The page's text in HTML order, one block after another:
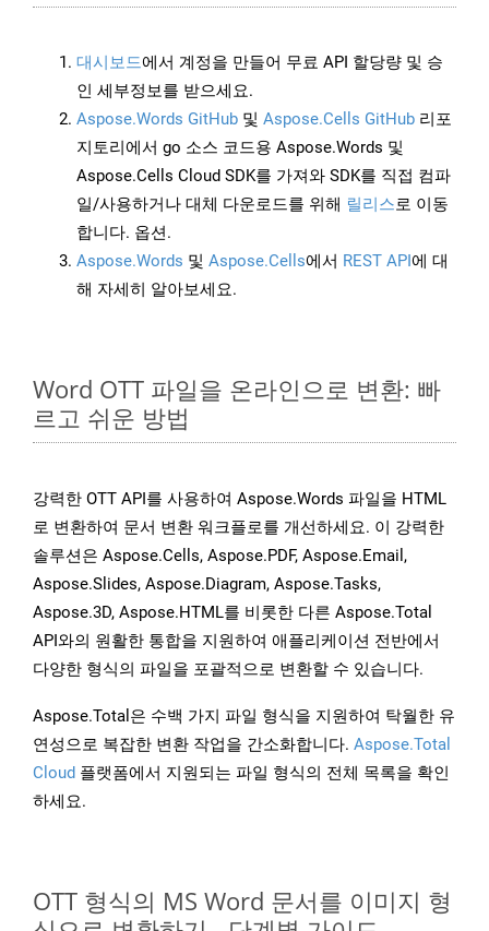
대시보드에서 계정을 만들어 무료 API 할당량 및 승
인 세부정보를 받으세요.
Aspose.Words GitHub 및 Aspose.Cells GitHub 리포
지토리에서 go 소스 코드용 Aspose.Words 및
Aspose.Cells Cloud SDK를 가져와 SDK를 직접 컴파
일/사용하거나 대체 다운로드를 위해 릴리스로 이동
합니다. 옵션.
Aspose.Words 및 Aspose.Cells에서 REST API에 대
해 자세히 알아보세요.
Word OTT 파일을 온라인으로 변환: 빠
르고 쉬운 방법
강력한 OTT API를 사용하여 Aspose.Words 파일을 HTML
로 변환하여 문서 변환 워크플로를 개선하세요. 이 강력한
솔루션은 Aspose.Cells, Aspose.PDF, Aspose.Email,
Aspose.Slides, Aspose.Diagram, Aspose.Tasks,
Aspose.3D, Aspose.HTML를 비롯한 다른 Aspose.Total
API와의 원활한 통합을 지원하여 애플리케이션 전반에서
다양한 형식의 파일을 포괄적으로 변환할 수 있습니다.
Aspose.Total은 수백 가지 파일 형식을 지원하여 탁월한 유
연성으로 복잡한 변환 작업을 간소화합니다. Aspose.Total
Cloud 플랫폼에서 지원되는 파일 형식의 전체 목록을 확인
하세요.
OTT 형식의 MS Word 문서를 이미지 형